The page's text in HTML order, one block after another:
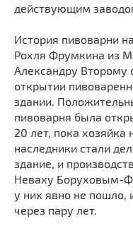
Мечети
Часовни
Кирхи
Кладбище
Культурные
Театры
Галереи
Концертные залы
Выберите направление
действующим
История пивоварни
Рохля Фрумкина из
Александру Второму
открытии
здании.
пивоварня была
20 лет, пока
наследники стали
здание, и
Неваху Боруховым-
у них явно не пошло,
через пару лет.